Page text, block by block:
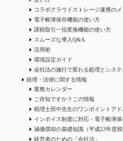
コラボクラウドストレージ連携のメ
電子帳簿保存機能の使い方
課税取引一括変換機能の使い方
スムーズな導入Q&A
活用術
環境設定ガイド
会社法の施行で変わる処理とシス
経理・法律に関する情報
業務カレンダー
ご存知ですか？この情報
税理士田中先生のワンポイントアド
インボイス制度に対応・電子帳簿
減価償却の基礎知識（平成23年度税
経営者のための「会社法」